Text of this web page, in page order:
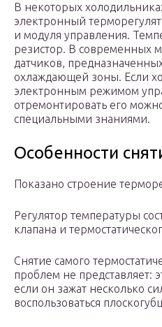
В некоторых
электронный
и модуля управления.
резистор. В современных
датчиков,
охлаждающей зоны. Если
электронным режимом
отремонтировать его
специальными знаниями.
Особенности
Показано строение
Регулятор температуры
клапана и
Снятие самого
проблем не представляет:
если он зажат несколько
воспользоваться